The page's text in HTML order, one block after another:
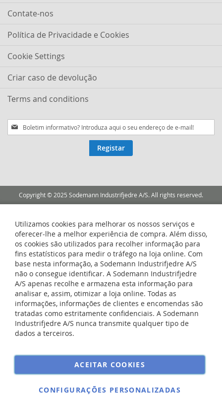
Contate-nos
Política de Privacidade e Cookies
Cookie Settings
Criar caso de devolução
Terms and conditions
Subscreva
a
Registar
Copyright © 2025 Sodemann Industrifjedre A/S. All rights reserved.
Utilizamos cookies para melhorar os nossos serviços e
oferecer-lhe a melhor experiência de compra. Além disso,
os cookies são utilizados para recolher informação para
fins estatísticos para medir o tráfego na loja online. Com
base nesta informação, a Sodemann Industrifjedre A/S
não o consegue identificar. A Sodemann Industrifjedre
A/S apenas recolhe e armazena esta informação para
analisar e, assim, otimizar a loja online. Todas as
informações, informações de clientes e encomendas são
tratadas como estritamente confidenciais. A Sodemann
Industrifjedre A/S nunca transmite qualquer tipo de
dados a terceiros.
ACEITAR COOKIES
CONFIGURAÇÕES PERSONALIZADAS